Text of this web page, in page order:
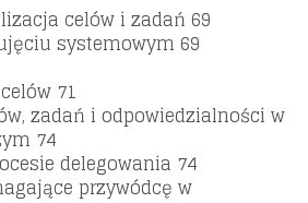
celów i zadań 69
systemowym 69
71
zadań i odpowiedzialności w
74
delegowania 74
przywódcę w